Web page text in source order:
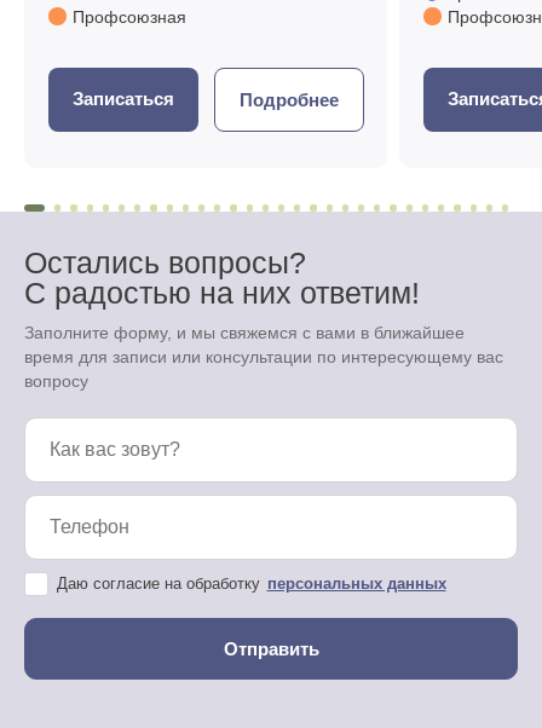
Профсоюзная
Записаться Подробнее
Остались вопросы?
С радостью на них ответим!
Заполните форму, и мы свяжемся с вами в ближайшее
время для записи или консультации по интересующему вас
вопросу
Даю согласие на обработку персональных данных